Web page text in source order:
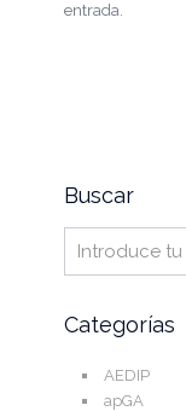
entrada.
Buscar
Categorías
AEDIP
apGA